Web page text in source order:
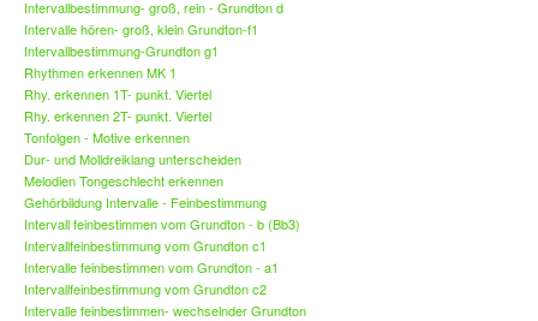
Intervallbestimmung- groß, rein - Grundton d
Intervalle hören- groß, klein Grundton-f1
Intervallbestimmung-Grundton g1
Rhythmen erkennen MK 1
Rhy. erkennen 1T- punkt. Viertel
Rhy. erkennen 2T- punkt. Viertel
Tonfolgen - Motive erkennen
Dur- und Molldreiklang unterscheiden
Melodien Tongeschlecht erkennen
Gehörbildung Intervalle - Feinbestimmung
Intervall feinbestimmen vom Grundton - b (Bb3)
Intervallfeinbestimmung vom Grundton c1
Intervalle feinbestimmen vom Grundton - a1
Intervallfeinbestimmung vom Grundton c2
Intervalle feinbestimmen- wechselnder Grundton